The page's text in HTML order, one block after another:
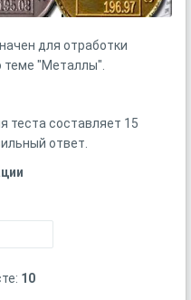
для отработки
теме "Металлы".
теста составляет 15
ответ.
10